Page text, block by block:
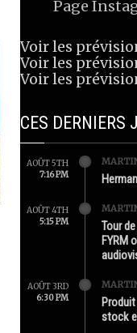
Page
Voir les
Voir les
Voir les
CES DERNIERS
AOÛT 5TH
7:16 PM
AOÛT 4TH
5:15 PM
Tour
FYRM
AOÛT 3RD
6:30 PM
stock